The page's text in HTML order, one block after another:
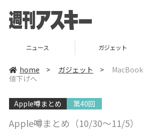
ニュース ガジェット
home > ガジェット >
MacBook
値下げへ
Apple噂まとめ 第40回
Apple噂まとめ（10/30〜11/5）